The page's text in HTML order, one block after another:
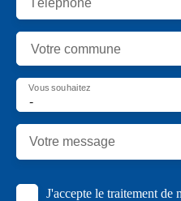
Téléphone
Votre commune
-
Vous souhaitez
Votre message
J'accepte le traitement de